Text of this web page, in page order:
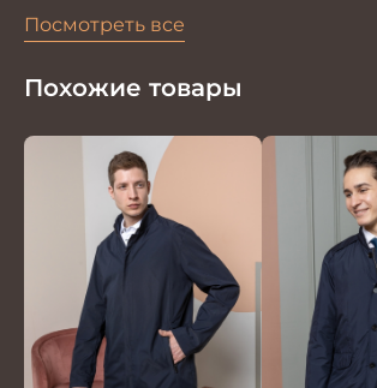
Посмотреть все
Похожие товары